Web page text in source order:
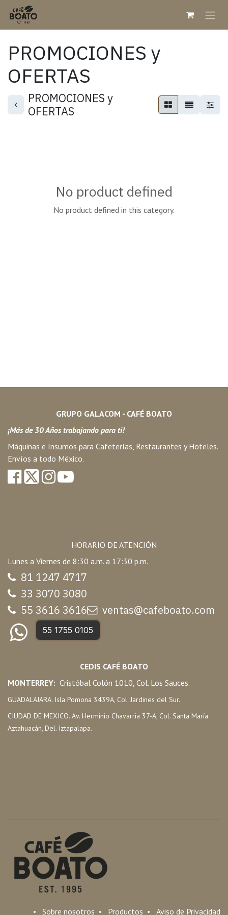
Skip to Content
PROMOCIONES y
OFERTAS
PROMOCIONES y
OFERTAS
No product defined
No product defined in this category.
GRUPO GALACOM - CAFÉ BOATO
¡Más de 30 Años trabajando para ti!
Máquinas e Insumos para Cafeterías, Restaurantes y Hoteles.
Envíos a todo México.
HORARIO DE ATENCIÓN
Lunes a Viernes de 8:30 a.m. a 17:30 p.m.
81 1247 4717
33 3070 3080
55 3616 3616
ventas@cafeboato.com
55 1755 0105
CEDIS CAFÉ BOATO
MONTERREY: Cristóbal Colón 1010, Col. Los Sauces.
GUADALAJARA. Isla Pomona 3439A, Col. Jardines del Sur.
CIUDAD DE MEXICO. Av. Herminio Chavarria 37-A, Col. Santa María
Aztahuacán, Del. Iztapalapa.
• Sobre nosotros • Productos • Aviso de Privacidad